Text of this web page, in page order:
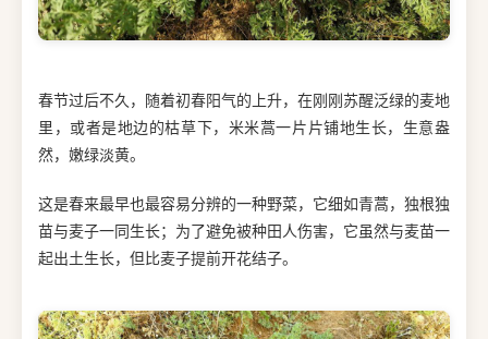
春节过后不久，随着初春阳气的上升，在刚刚苏醒泛绿的麦地
里，或者是地边的枯草下，米米蒿一片片铺地生长，生意盎
然，嫩绿淡黄。
这是春来最早也最容易分辨的一种野菜，它细如青蒿，独根独
苗与麦子一同生长；为了避免被种田人伤害，它虽然与麦苗一
起出土生长，但比麦子提前开花结子。